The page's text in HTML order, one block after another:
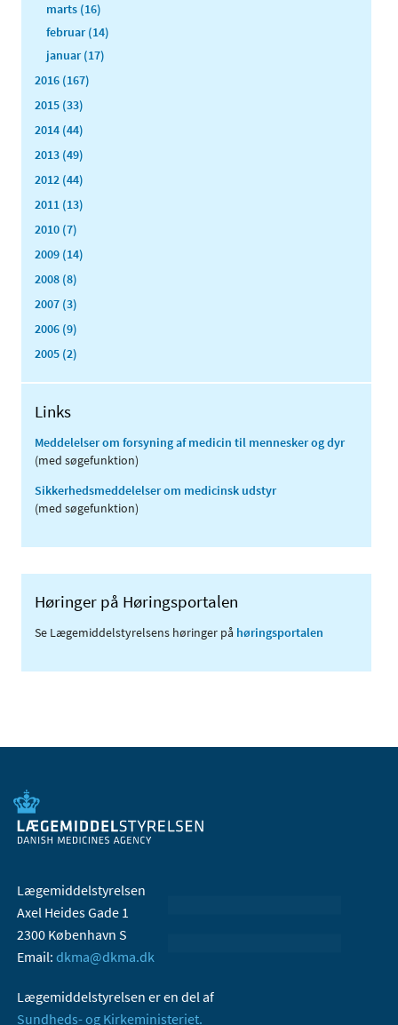
marts (16)
februar (14)
januar (17)
2016 (167)
2015 (33)
2014 (44)
2013 (49)
2012 (44)
2011 (13)
2010 (7)
2009 (14)
2008 (8)
2007 (3)
2006 (9)
2005 (2)
Links
Meddelelser om forsyning af medicin til mennesker og dyr
(med søgefunktion)
Sikkerhedsmeddelelser om medicinsk udstyr
(med søgefunktion)
Høringer på Høringsportalen
Se Lægemiddelstyrelsens høringer på høringsportalen
Lægemiddelstyrelsen
Axel Heides Gade 1
2300 København S
Email: dkma@dkma.dk
Lægemiddelstyrelsen er en del af
Sundheds- og Kirkeministeriet.